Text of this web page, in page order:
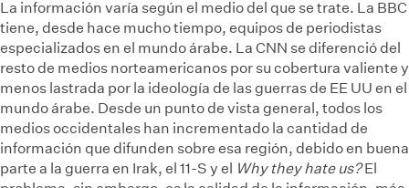
La información varía según el medio del que se trate. La BBC
tiene, desde hace mucho tiempo, equipos de periodistas
especializados en el mundo árabe. La CNN se diferenció del
resto de medios norteamericanos por su cobertura valiente y
menos lastrada por la ideología de las guerras de EE UU en el
mundo árabe. Desde un punto de vista general, todos los
medios occidentales han incrementado la cantidad de
información que difunden sobre esa región, debido en buena
parte a la guerra en Irak, el 11-S y el Why they hate us?El